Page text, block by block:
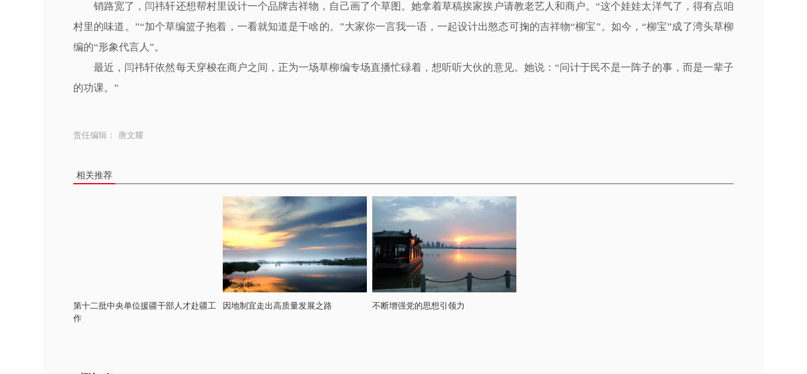
销路宽了，闫祎轩还想帮村里设计一个品牌吉祥物，自己画了个草图。她拿着草稿挨家挨户请教老艺人和商户。“这个娃娃太洋气了，得有点咱
村里的味道。”“加个草编篮子抱着，一看就知道是干啥的。”大家你一言我一语，一起设计出憨态可掬的吉祥物“柳宝”。如今，“柳宝”成了湾头草柳
编的“形象代言人”。
最近，闫祎轩依然每天穿梭在商户之间，正为一场草柳编专场直播忙碌着，想听听大伙的意见。她说：“问计于民不是一阵子的事，而是一辈子
的功课。”
责任编辑： 唐文耀
相关推荐
第十二批中央单位援疆干部人才赴疆工
作
因地制宜走出高质量发展之路 不断增强党的思想引领力